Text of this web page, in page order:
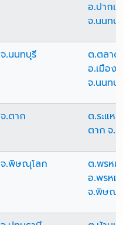
อ.ปากเ
จ.นนทบุรี
จ.นนทบุรี
ต.ตลา
อ.เมือง
จ.นนทบุรี
จ.ตาก
ต.ระแห
ตาก จ.
จ.พิษณุโลก
ต.พรหม
อ.พรหม
จ.พิษณุ